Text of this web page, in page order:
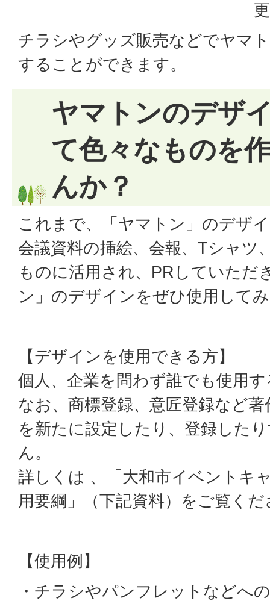
チラシやグッズ販売などでヤマ
することができます。
ヤマトンのデザ
て色々なものを
んか？
これまで、「ヤマトン」のデザ
会議資料の挿絵、会報、Tシャツ
ものに活用され、PRしていただ
ン」のデザインをぜひ使用して
【デザインを使用できる方】
個人、企業を問わず誰でも使用
なお、商標登録、意匠登録など
を新たに設定したり、登録した
ん。
詳しくは 、「大和市イベントキ
用要綱」（下記資料）をご覧くだ
【使用例】
・チラシやパンフレットなどへ